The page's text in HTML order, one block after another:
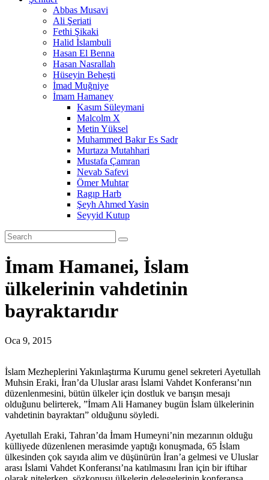
Abbas Musavi
Ali Şeriati
Fethi Şikaki
Halid İslambuli
Hasan El Benna
Hasan Nasrallah
Hüseyin Beheşti
İmad Muğniye
İmam Hamaney
Kasım Süleymani
Malcolm X
Metin Yüksel
Muhammed Bakır Es Sadr
Murtaza Mutahhari
Mustafa Çamran
Nevab Safevi
Ömer Muhtar
Ragıp Harb
Şeyh Ahmed Yasin
Seyyid Kutup
İmam Hamanei, İslam
ülkelerinin vahdetinin
bayraktarıdır
Oca 9, 2015
İslam Mezheplerini Yakınlaştırma Kurumu genel sekreteri Ayetullah
Muhsin Eraki, İran’da Uluslar arası İslami Vahdet Konferansı’nın
düzenlenmesini, bütün ülkeler için dostluk ve barışın mesajı
olduğunu belirterek, ”İmam Ali Hamaney bugün İslam ülkelerinin
vahdetinin bayraktarı” olduğunu söyledi.
Ayetullah Eraki, Tahran’da İmam Humeyni’nin mezarının olduğu
külliyede düzenlenen merasimde yaptığı konuşmada, 65 İslam
ülkesinden çok sayıda alim ve düşünürün İran’a gelmesi ve Uluslar
arası İslami Vahdet Konferansı’na katılmasını İran için bir iftihar